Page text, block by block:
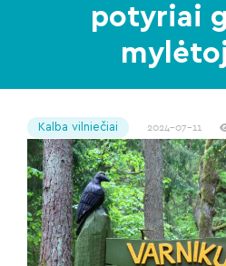
potyriai
Kalba vilniečiai 2024-07-11